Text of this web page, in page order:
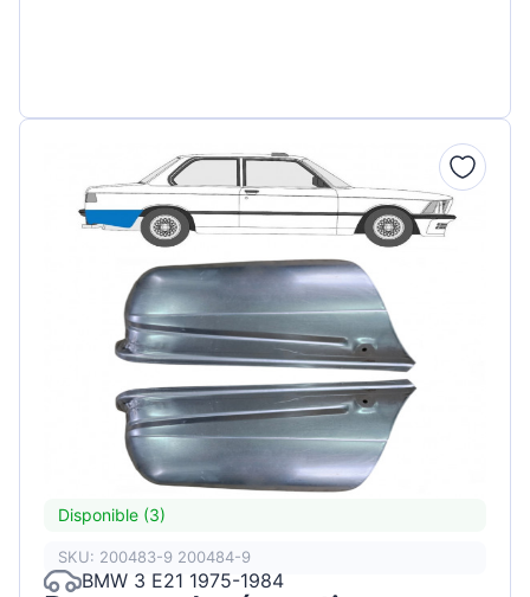
Disponible (3)
SKU: 200483-9 200484-9
BMW 3 E21 1975-1984